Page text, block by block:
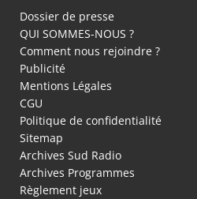
Dossier de presse
QUI SOMMES-NOUS ?
Comment nous rejoindre ?
Publicité
Mentions Légales
CGU
Politique de confidentialité
Sitemap
Archives Sud Radio
Archives Programmes
Règlement jeux